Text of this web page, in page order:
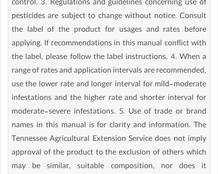
control. 3. Regulations and guidelines concerning use of
pesticides are subject to change without notice. Consult
the label of the product for usages and rates before
applying. If recommendations in this manual conflict with
the label, please follow the label instructions. 4. When a
range of rates and application intervals are recommended,
use the lower rate and longer interval for mild-moderate
infestations and the higher rate and shorter interval for
moderate-severe infestations. 5. Use of trade or brand
names in this manual is for clarity and information. The
Tennessee Agricultural Extension Service does not imply
approval of the product to the exclusion of others which
may be similar, suitable composition, nor does it